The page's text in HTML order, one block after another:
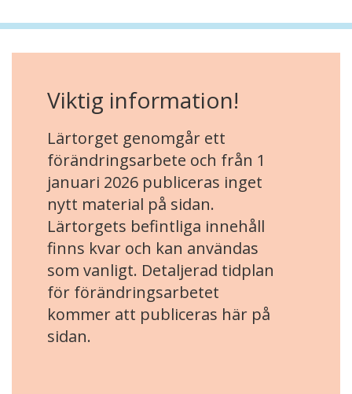
Viktig information!
Lärtorget genomgår ett
förändringsarbete och från 1
januari 2026 publiceras inget
nytt material på sidan.
Lärtorgets befintliga innehåll
finns kvar och kan användas
som vanligt. Detaljerad tidplan
för förändringsarbetet
kommer att publiceras här på
sidan.